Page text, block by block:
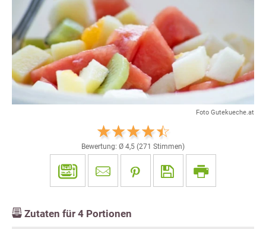
Foto Gutekueche.at
Bewertung: Ø 4,5 (271 Stimmen)
Zutaten für 4 Portionen